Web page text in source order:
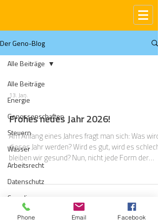
Der Geno-Blog
Alle Beiträge
Energie
Genossenschaften
Steuern
Wasser
Arbeitsrecht
Datenschutz
Compliance
Gas
Alle Beiträge
13. Jan.
Frohes neues Jahr 2026!
Am Anfang eines Jahres fragt man sich: Was wird
dieses Jahr werden? Wird es gut, wird es schlecht,
bleiben wir gesund? Nun, nicht jede Form der
Vorhersage für das nächste Jahr ist gleich
wissenschaftlich. Bleigießen rangiert da
der Basis von Fakten und wissenschaftlichen
Modellen sollten akkurater sein. Und wir als BBH-
Phone Email Facebook